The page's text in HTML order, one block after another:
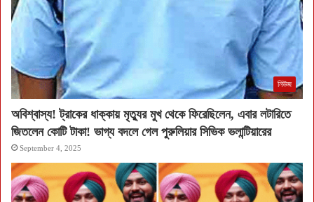
নিউজ
অবিশ্বাস্য! ট্রাকের ধাক্কায় মৃত্যুর মুখ থেকে ফিরেছিলেন, এবার লটারিতে
জিতলেন কোটি টাকা! ভাগ্য বদলে গেল পুরুলিয়ার সিভিক ভলান্টিয়ারের
September 4, 2025